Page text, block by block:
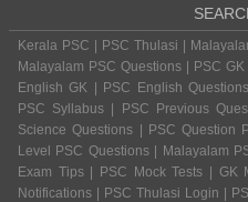
Kerala PSC | PSC Thulasi |
Malayalam PSC Questions | PSC
English GK | PSC English
PSC Syllabus | PSC Previous
Science Questions | PSC Question
Level PSC Questions | Malayalam
Exam Tips | PSC Mock Tests | GK
Notifications | PSC Thulasi Login |